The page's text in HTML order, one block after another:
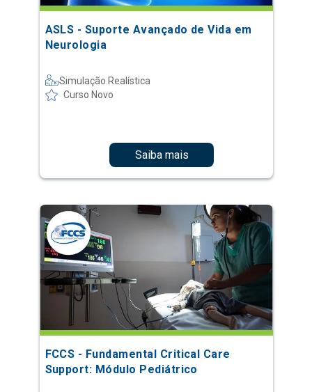
ASLS - Suporte Avançado de Vida em
Neurologia
Simulação Realística
Curso Novo
Saiba mais
FCCS - Fundamental Critical Care
Support: Módulo Pediátrico